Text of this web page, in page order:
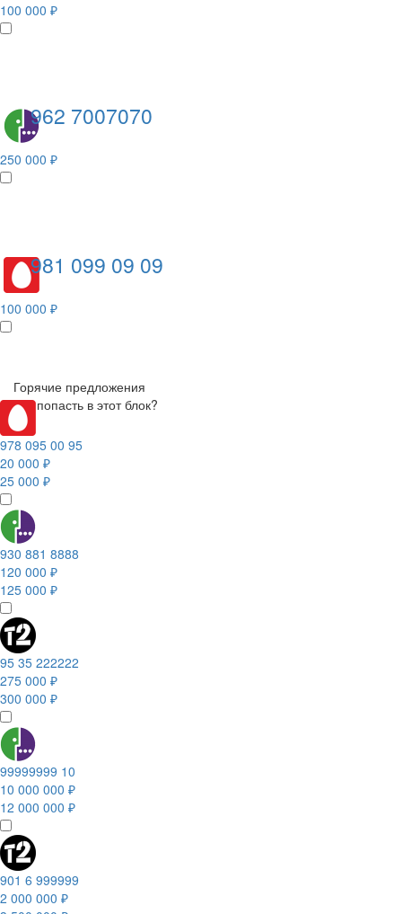
100 000 ₽
962 7007070
250 000 ₽
981 099 09 09
100 000 ₽
Горячие предложения
Как попасть в этот блок?
978 095 00 95
20 000 ₽
25 000 ₽
930 881 8888
120 000 ₽
125 000 ₽
95 35 222222
275 000 ₽
300 000 ₽
99999999 10
10 000 000 ₽
12 000 000 ₽
901 6 999999
2 000 000 ₽